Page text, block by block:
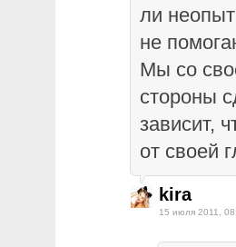
ли
не
Мы со
стороны
зависит,
от своей
kira
15 июля 2011,